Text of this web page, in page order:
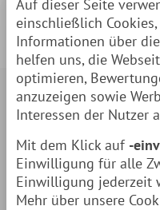
Auf dieser Seite
einschließlich
Informationen über
helfen uns, die
optimieren,
anzuzeigen sowie
Interessen der Nutzer
Mit dem Klick auf -
Einwilligung für alle
Einwilligung jederzeit
Mehr über unsere